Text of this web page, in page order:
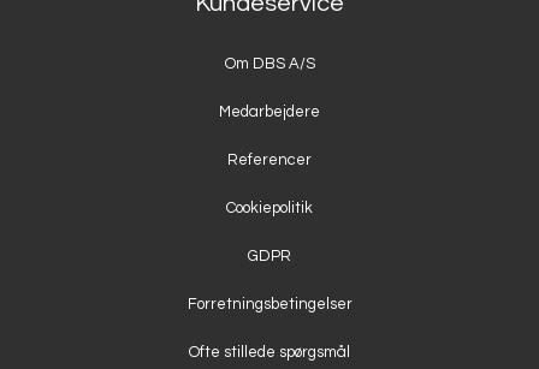
Om DBS A/S
Medarbejdere
Referencer
Cookiepolitik
GDPR
Forretningsbetingelser
Ofte stillede spørgsmål